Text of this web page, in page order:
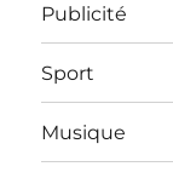
Publicité
Sport
Musique